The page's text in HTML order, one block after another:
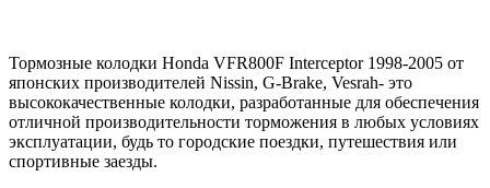
Тормозные колодки Honda VFR800F Interceptor 1998-2005 от
японских производителей Nissin, G-Brake, Vesrah- это
высококачественные колодки, разработанные для обеспечения
отличной производительности торможения в любых условиях
эксплуатации, будь то городские поездки, путешествия или
спортивные заезды.